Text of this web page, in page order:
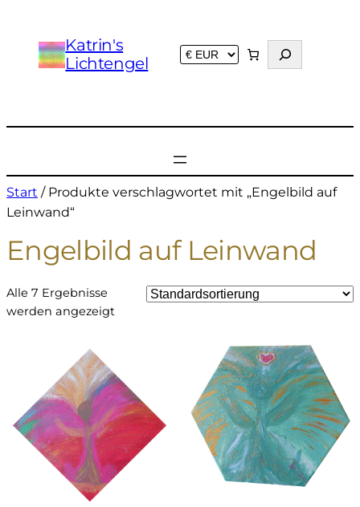
Katrin's
Lichtengel
u
Start / Produkte verschlagwortet mit „Engelbild auf
Leinwand“
Engelbild auf Leinwand
Alle 7 Ergebnisse
werden angezeigt